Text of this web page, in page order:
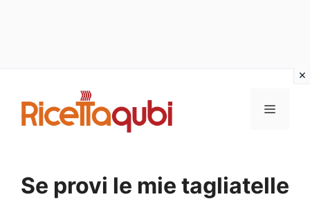
contenuto
MENU
Se provi le mie tagliatelle